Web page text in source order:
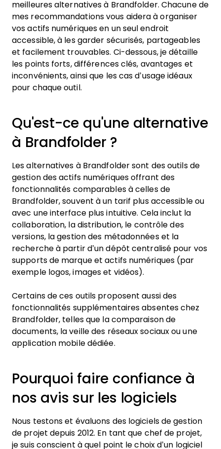
meilleures alternatives à Brandfolder. Chacune de
mes recommandations vous aidera à organiser
vos actifs numériques en un seul endroit
accessible, à les garder sécurisés, partageables
et facilement trouvables. Ci-dessous, je détaille
les points forts, différences clés, avantages et
inconvénients, ainsi que les cas d’usage idéaux
pour chaque outil.
Qu'est-ce qu'une alternative
à Brandfolder ?
Les alternatives à Brandfolder sont des outils de
gestion des actifs numériques offrant des
fonctionnalités comparables à celles de
Brandfolder, souvent à un tarif plus accessible ou
avec une interface plus intuitive. Cela inclut la
collaboration, la distribution, le contrôle des
versions, la gestion des métadonnées et la
recherche à partir d’un dépôt centralisé pour vos
supports de marque et actifs numériques (par
exemple logos, images et vidéos).
Certains de ces outils proposent aussi des
fonctionnalités supplémentaires absentes chez
Brandfolder, telles que la comparaison de
documents, la veille des réseaux sociaux ou une
application mobile dédiée.
Pourquoi faire confiance à
nos avis sur les logiciels
Nous testons et évaluons des logiciels de gestion
de projet depuis 2012. En tant que chef de projet,
je suis conscient à quel point le choix d’un logiciel